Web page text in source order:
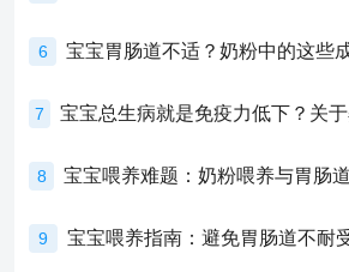
6
7
8
9 宝宝喂养指南：避免胃肠道不耐